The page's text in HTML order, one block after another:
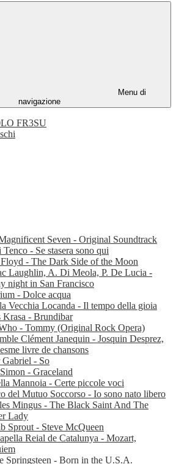
Menu di
navigazione
FR3SU
Seven - Original Soundtrack
- Se stasera sono qui
- The Dark Side of the Moon
Laughlin, A. Di Meola, P. De Lucia -
night in San Francisco
- Dolce acqua
Vecchia Locanda - Il tempo della gioia
Krasa - Brundibar
- Tommy (Original Rock Opera)
Clément Janequin - Josquin Desprez,
livre de chansons
Gabriel - So
- Graceland
Mannoia - Certe piccole voci
del Mutuo Soccorso - Io sono nato libero
Mingus - The Black Saint And The
Lady
Sprout - Steve McQueen
Reial de Catalunya - Mozart,
Springsteen - Born in the U.S.A.